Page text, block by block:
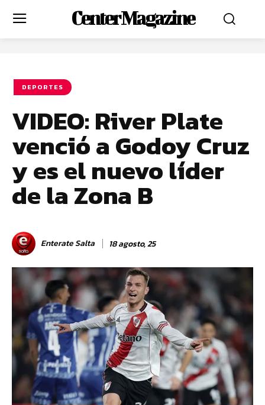
Center Magazine
DEPORTES
VIDEO: River Plate
venció a Godoy Cruz
y es el nuevo líder
de la Zona B
Enterate Salta 18 agosto, 25